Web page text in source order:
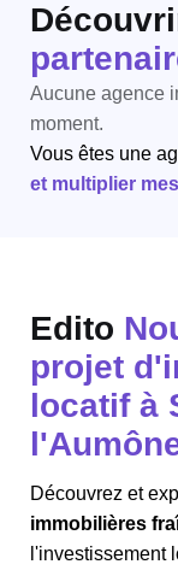
Aucune agence
moment.
Vous êtes une
et multiplier
Edito
projet
locatif à
Découvrez et
immobilières
l'investissement